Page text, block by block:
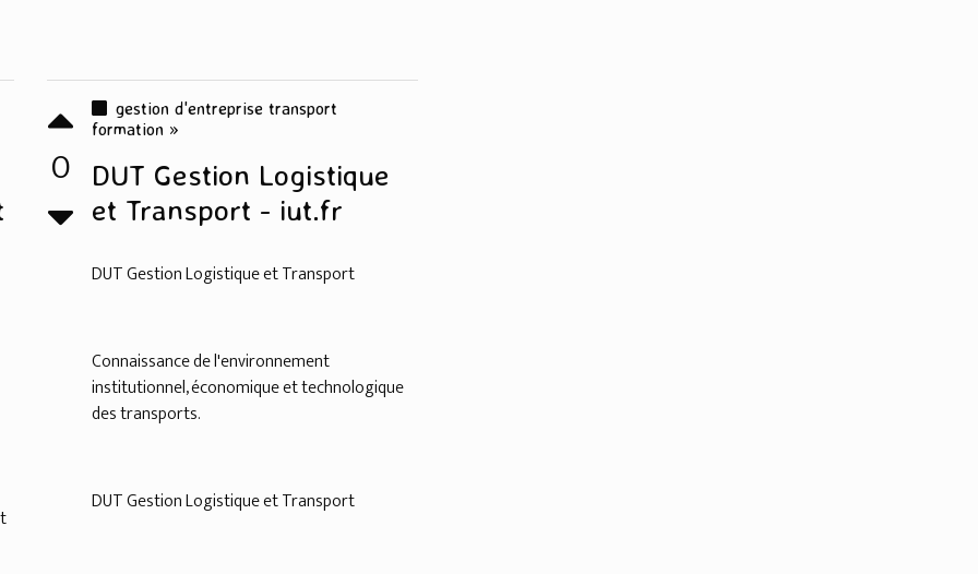
0
gestion d'entreprise transport
formation »
DUT Gestion Logistique
et Transport - iut.fr
DUT Gestion Logistique et Transport
Connaissance de l'environnement
institutionnel, économique et technologique
des transports.
DUT Gestion Logistique et Transport